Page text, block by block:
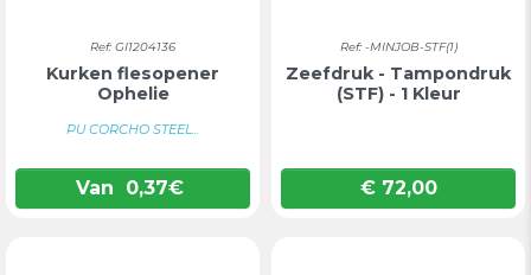
Ref: GI1204136
Kurken flesopener
Ophelie
PU CORCHO STEEL...
Van 0,37€
Ref: -MINJOB-STF(1)
Zeefdruk - Tampondruk
(STF) - 1 Kleur
Prijs
€ 72,00